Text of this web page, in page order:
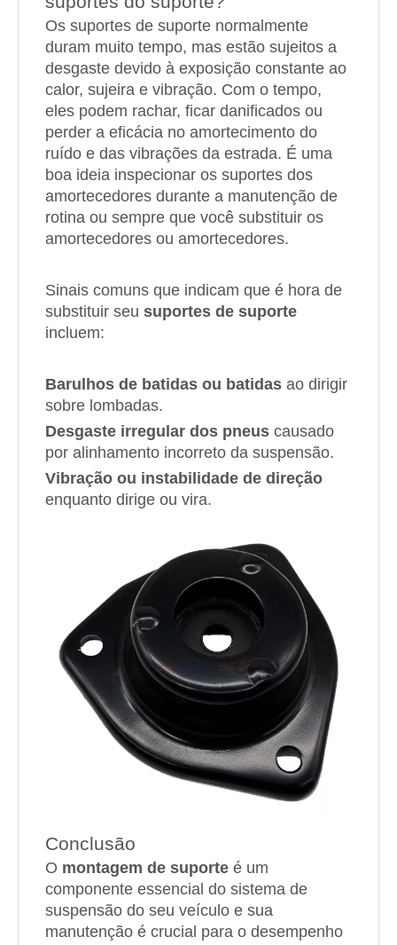
Os suportes de suporte normalmente
duram muito tempo, mas estão sujeitos a
desgaste devido à exposição constante ao
calor, sujeira e vibração. Com o tempo,
eles podem rachar, ficar danificados ou
perder a eficácia no amortecimento do
ruído e das vibrações da estrada. É uma
boa ideia inspecionar os suportes dos
amortecedores durante a manutenção de
rotina ou sempre que você substituir os
amortecedores ou amortecedores.
Sinais comuns que indicam que é hora de
substituir seu suportes de suporte
incluem:
Barulhos de batidas ou batidas ao dirigir
sobre lombadas.
Desgaste irregular dos pneus causado
por alinhamento incorreto da suspensão.
Vibração ou instabilidade de direção
enquanto dirige ou vira.
Conclusão
O montagem de suporte é um
componente essencial do sistema de
suspensão do seu veículo e sua
manutenção é crucial para o desempenho